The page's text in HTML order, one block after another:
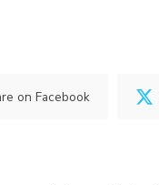
on Facebook